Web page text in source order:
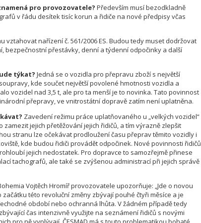
pro provozovatele? Především musí bezodkladně
v řádu desítek tisíc korun a řidiče na nové předpisy včas
vztahovat nařízení č. 561/2006 ES. Budou tedy muset dodržovat
bezpečnostní přestávky, denní a týdenní odpočinky a další
týkat? Jedná se o vozidla pro přepravu zboží s největší
kde součet největší povolené hmotnosti vozidla a
vozidel nad 3,5 t, ale pro ta menší je to novinka. Tato povinnost
přepravy, ve vnitrostátní dopravě zatím není uplatněna.
Zavedení režimu práce uplatňovaného u „velkých vozidel“
jejich přetěžování jejich řidičů, a tím výrazně zlepšit
stranu lze očekávat prodloužení času přeprav těmito vozidly i
kde budou řidiči provádět odpočinek. Nové povinnosti řidičů
jejich nedostatek. Pro dopravce to samozřejmě přinese
tachografů, ale také se zvýšenou administrací při jejich správě
Vojtěch Hromíř provozovatele upozorňuje: „Jde o novou
této revoluční změny zbývají pouhé čtyři měsíce a je
období nebo ochranná lhůta. V žádném případě tedy
čas intenzivně využijte na seznámení řidičů s novými